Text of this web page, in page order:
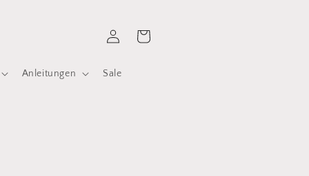
Anleitungen Sale
EinloggenWarenkorb